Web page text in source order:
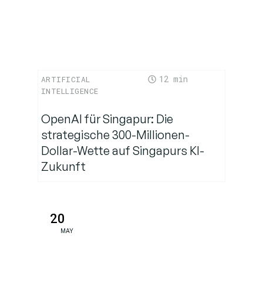
ARTIFICIAL
INTELLIGENCE
12
OpenAI für Singapur: Die
strategische 300-Millionen-
Dollar-Wette auf Singapurs KI-
Zukunft
20
MAY